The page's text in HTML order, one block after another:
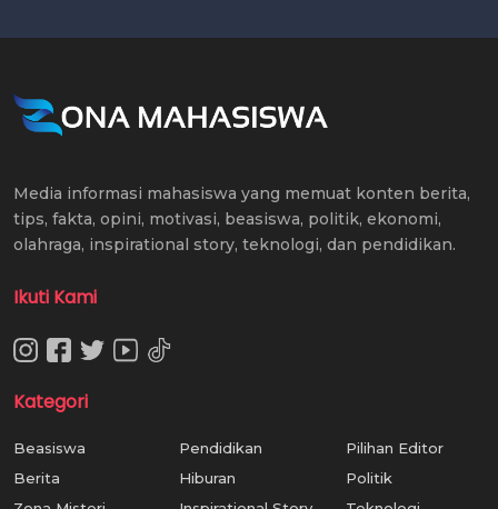
Media informasi mahasiswa yang memuat konten berita,
tips, fakta, opini, motivasi, beasiswa, politik, ekonomi,
olahraga, inspirational story, teknologi, dan pendidikan.
Ikuti Kami
Kategori
Beasiswa
Berita
Pendidikan
Hiburan
Pilihan Editor
Politik